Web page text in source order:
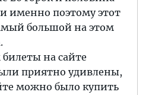
именно поэтому этот
большой на этом
на сайте
приятно удивлены,
можно было купить